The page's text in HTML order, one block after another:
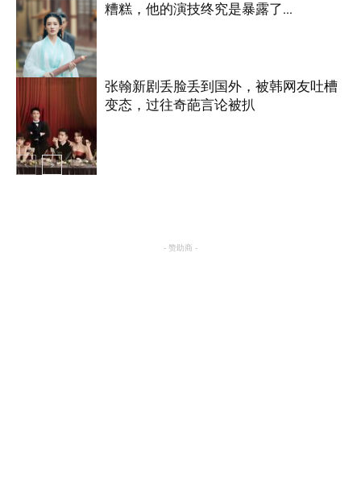
明星八卦
明星八卦
糟糕，他的演技终究是暴露了…
张翰新剧丢脸丢到国外，被韩网友吐槽
变态，过往奇葩言论被扒
- 赞助商 -